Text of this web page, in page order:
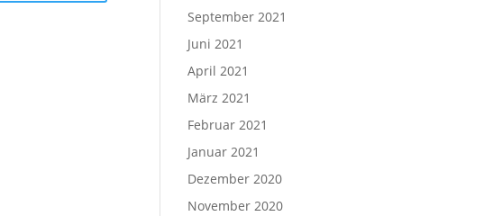
September 2021
Juni 2021
April 2021
März 2021
Februar 2021
Januar 2021
Dezember 2020
November 2020